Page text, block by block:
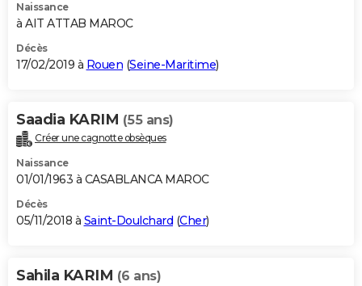
Naissance
à AIT ATTAB MAROC
Décès
17/02/2019 à Rouen (Seine-Maritime)
Saadia KARIM (55 ans)
Créer une cagnotte obsèques
Naissance
01/01/1963 à CASABLANCA MAROC
Décès
05/11/2018 à Saint-Doulchard (Cher)
Sahila KARIM (6 ans)